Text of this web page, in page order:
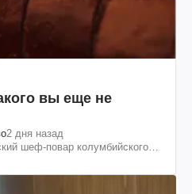
вы еще не
2 дня назад
шеф-повар колумбийского